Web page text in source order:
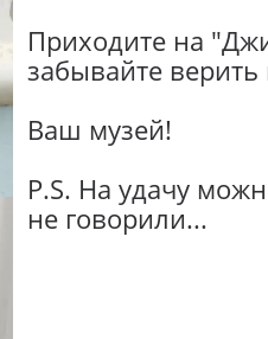
Приходите на
забывайте верить
Ваш музей!
P.S. На удачу
не говорили...